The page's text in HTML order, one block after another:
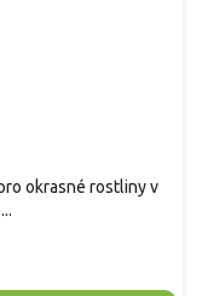
okrasné rostliny v